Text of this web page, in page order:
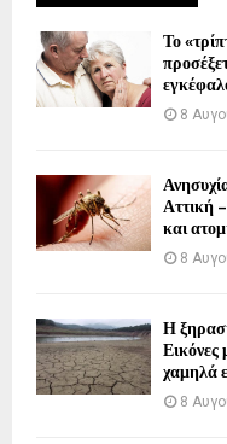
Το
8
Αττική
και
8
Η
Εικόνες
χαμηλά
8